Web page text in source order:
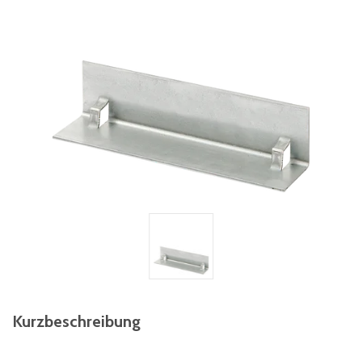
Kurzbeschreibung